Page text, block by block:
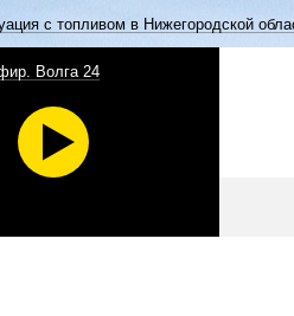
с топливом в Нижегородской
Волга 24